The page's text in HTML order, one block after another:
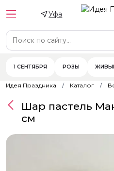
Уфа
1 СЕНТЯБРЯ РОЗЫ
Идея Праздника Каталог
Шар пастель
см